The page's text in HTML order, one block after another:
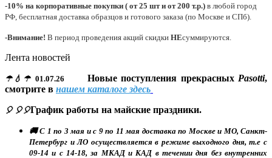
-10% на корпоративные покупки ( от 25 шт и от 200 т.р.) в любой город
РФ, бесплатная доставка образцов и готового заказа (по Москве и СПб).
-Внимание! В период проведения акций скидки НЕсуммируются.
Лента новостей
☂💧☂ 01.07.26 Новые поступления прекрасных Pasotti,
смотрите в нашем каталоге здесь
🎈 🎈🎈График работы на майские праздники.
🚚 С 1 по 3 мая и с 9 по 11 мая доставка по Москве и МО, Санкт-
Петербург и ЛО осуществляется в режиме выходного дня, т.е с
09-14 и с 14-18, за МКАД и КАД в течении дня без внутренних